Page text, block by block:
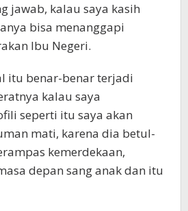
jawab, kalau saya kasih
bisa menanggapi
Ibu Negeri.
itu benar-benar terjadi
kalau saya
seperti itu saya akan
mati, karena dia betul-
kemerdekaan,
depan sang anak dan itu